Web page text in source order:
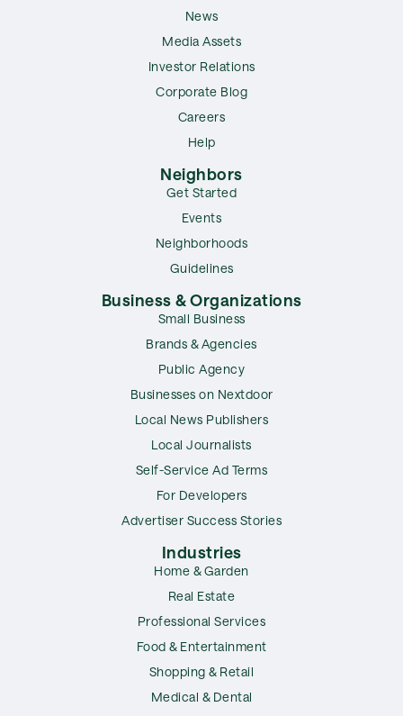
News
Media Assets
Investor Relations
Corporate Blog
Careers
Help
Neighbors
Get Started
Events
Neighborhoods
Guidelines
Business & Organizations
Small Business
Brands & Agencies
Public Agency
Businesses on Nextdoor
Local News Publishers
Local Journalists
Self-Service Ad Terms
For Developers
Advertiser Success Stories
Industries
Home & Garden
Real Estate
Professional Services
Food & Entertainment
Shopping & Retail
Medical & Dental